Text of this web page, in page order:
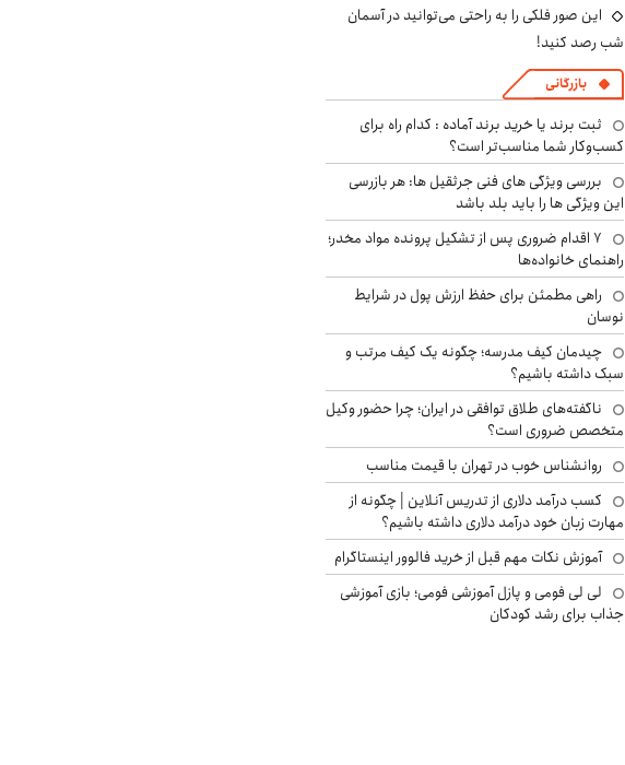
این صور فلکی را به راحتی می‌توانید در آسمان
شب رصد کنید!
بازرگانی
ثبت برند یا خرید برند آماده : کدام راه برای
کسب‌وکار شما مناسب‌تر است؟
بررسی ویژگی های فنی جرثقیل ها: هر بازرسی
این ویژگی ها را باید بلد باشد
۷ اقدام ضروری پس از تشکیل پرونده مواد مخدر؛
راهنمای خانواده‌ها
راهی مطمئن برای حفظ ارزش پول در شرایط
نوسان
چیدمان کیف مدرسه؛ چگونه یک کیف مرتب و
سبک داشته باشیم؟
ناگفته‌های طلاق توافقی در ایران؛ چرا حضور وکیل
متخصص ضروری است؟
روانشناس خوب در تهران با قیمت مناسب
کسب درآمد دلاری از تدریس آنلاین | چگونه از
مهارت زبان خود درآمد دلاری داشته باشیم؟
آموزش نکات مهم قبل از خرید فالوور اینستاگرام
لی لی فومی و پازل آموزشی فومی؛ بازی آموزشی
جذاب برای رشد کودکان